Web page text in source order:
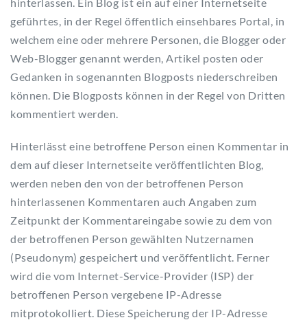
geführtes, in der Regel öffentlich einsehbares Portal, in
welchem eine oder mehrere Personen, die Blogger oder
Web-Blogger genannt werden, Artikel posten oder
Gedanken in sogenannten Blogposts niederschreiben
können. Die Blogposts können in der Regel von Dritten
kommentiert werden.
Hinterlässt eine betroffene Person einen Kommentar in
dem auf dieser Internetseite veröffentlichten Blog,
werden neben den von der betroffenen Person
hinterlassenen Kommentaren auch Angaben zum
Zeitpunkt der Kommentareingabe sowie zu dem von
der betroffenen Person gewählten Nutzernamen
(Pseudonym) gespeichert und veröffentlicht. Ferner
wird die vom Internet-Service-Provider (ISP) der
betroffenen Person vergebene IP-Adresse
mitprotokolliert. Diese Speicherung der IP-Adresse